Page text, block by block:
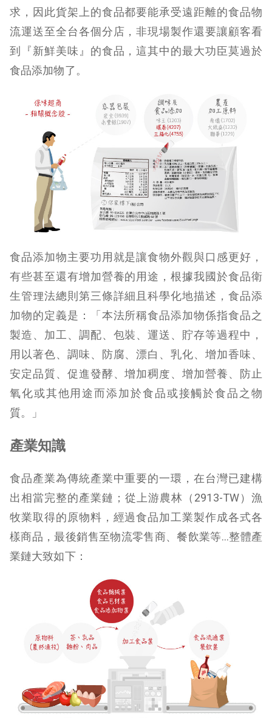
求，因此貨架上的食品都要能承受遠距離的食品物
流運送至全台各個分店，非現場製作還要讓顧客看
到『新鮮美味』的食品，這其中的最大功臣莫過於
食品添加物了。
食品添加物主要功用就是讓食物外觀與口感更好，
有些甚至還有增加營養的用途，根據我國於食品衛
生管理法總則第三條詳細且科學化地描述，食品添
加物的定義是：「本法所稱食品添加物係指食品之
製造、加工、調配、包裝、運送、貯存等過程中，
用以著色、調味、防腐、漂白、乳化、增加香味、
安定品質、促進發酵、增加稠度、增加營養、防止
氧化或其他用途而添加於食品或接觸於食品之物
質。」
產業知識
食品產業為傳統產業中重要的一環，在台灣已建構
出相當完整的產業鏈；從上游農林（2913-TW）漁
牧業取得的原物料，經過食品加工業製作成各式各
樣商品，最後銷售至物流零售商、餐飲業等…整體產
業鏈大致如下：